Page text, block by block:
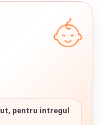
pentru intregul
5646 lei